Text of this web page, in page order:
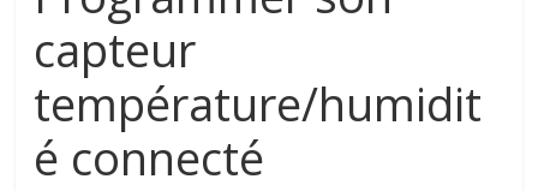
capteur
température/humidit
é connecté